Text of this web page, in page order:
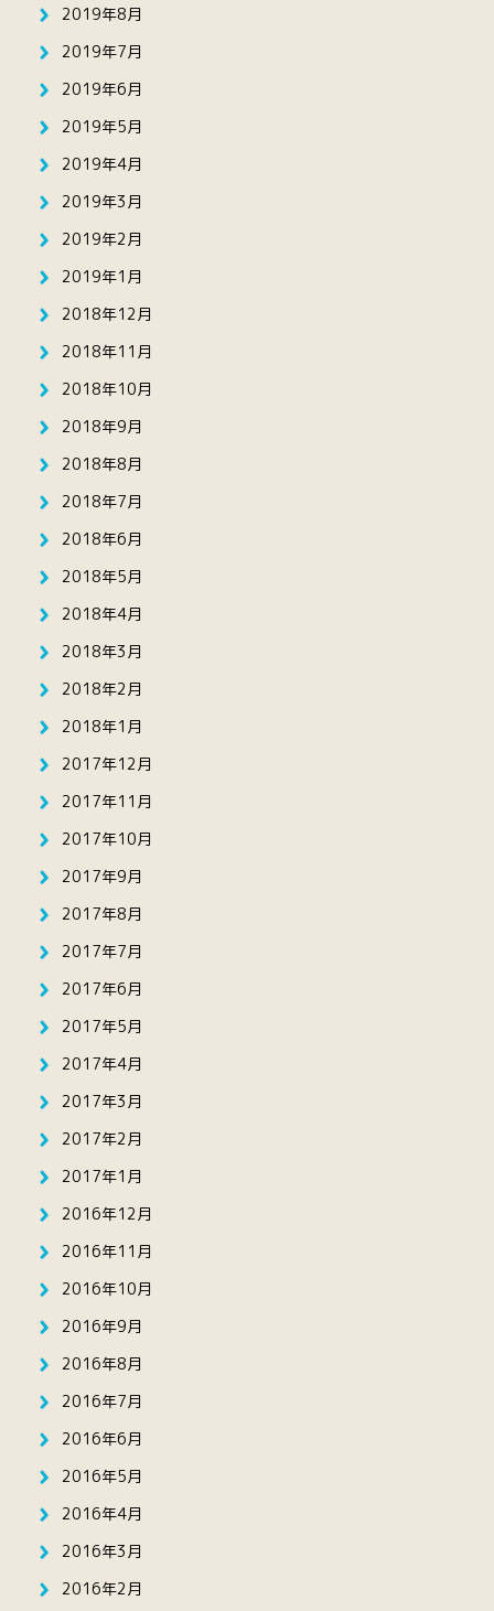
2019年8月
2019年7月
2019年6月
2019年5月
2019年4月
2019年3月
2019年2月
2019年1月
2018年12月
2018年11月
2018年10月
2018年9月
2018年8月
2018年7月
2018年6月
2018年5月
2018年4月
2018年3月
2018年2月
2018年1月
2017年12月
2017年11月
2017年10月
2017年9月
2017年8月
2017年7月
2017年6月
2017年5月
2017年4月
2017年3月
2017年2月
2017年1月
2016年12月
2016年11月
2016年10月
2016年9月
2016年8月
2016年7月
2016年6月
2016年5月
2016年4月
2016年3月
2016年2月